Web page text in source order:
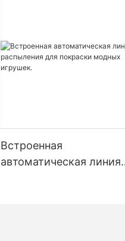
Встроенная
автоматическая линия